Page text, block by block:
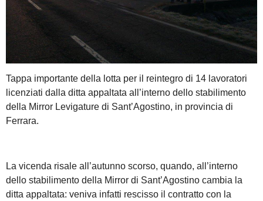
Tappa importante della lotta per il reintegro di 14 lavoratori
licenziati dalla ditta appaltata all’interno dello stabilimento
della Mirror Levigature di Sant’Agostino, in provincia di
Ferrara.
La vicenda risale all’autunno scorso, quando, all’interno
dello stabilimento della Mirror di Sant’Agostino cambia la
ditta appaltata: veniva infatti rescisso il contratto con la